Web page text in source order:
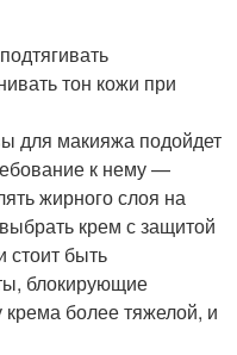
тон кожи при
для макияжа подойдет
к нему —
жирного слоя на
крем с защитой
стоит быть
блокирующие
крема более тяжелой, и